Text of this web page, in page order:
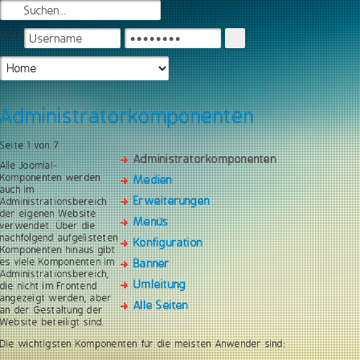
Login
Administratorkomponenten
Administratorkomponenten
Medien
Erweiterungen
Menüs
Konfiguration
Banner
Umleitung
Alle Seiten
Seite 1 von 7
Alle Joomla!-
Komponenten werden
auch im
Administrationsbereich
der eigenen Website
verwendet. Über die
nachfolgend aufgelisteten
Komponenten hinaus gibt
es viele Komponenten im
Administrationsbereich,
die nicht im Frontend
angezeigt werden, aber
an der Gestaltung der
Website beteiligt sind.
Die wichtigsten Komponenten für die meisten Anwender sind: